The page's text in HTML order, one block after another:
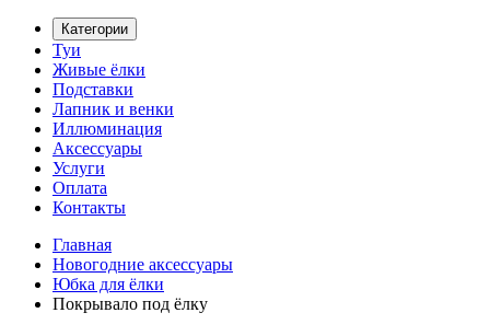
Категории
Туи
Живые ёлки
Подставки
Лапник и венки
Иллюминация
Аксессуары
Услуги
Оплата
Контакты
Главная
Новогодние аксессуары
Юбка для ёлки
Покрывало под ёлку